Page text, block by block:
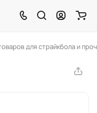
для страйкбола и